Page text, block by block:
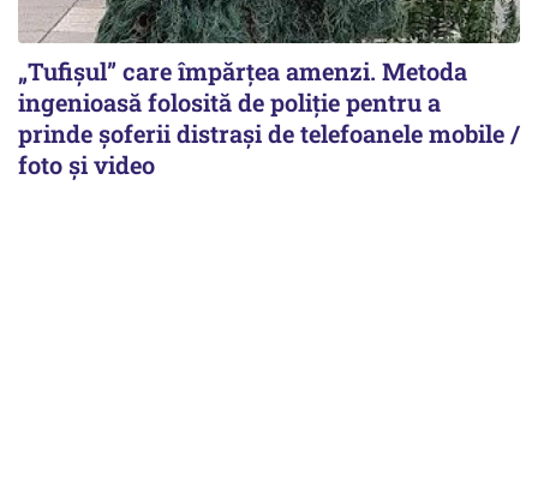
„Tufișul” care împărțea amenzi. Metoda
ingenioasă folosită de poliție pentru a
prinde șoferii distrași de telefoanele mobile /
foto și video